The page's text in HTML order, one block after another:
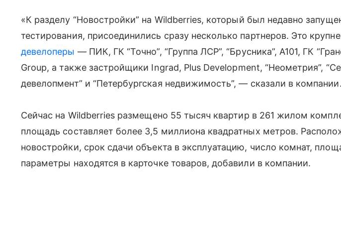
«К разделу “Новостройки” на Wildberries, который был недавно
тестирования, присоединились сразу несколько партнеров. Это
девелоперы — ПИК, ГК “Точно”, “Группа ЛСР”, “Брусника”, A101, ГК
Group, а также застройщики Ingrad, Plus Development, “Неометрия”,
девелопмент” и “Петербургская недвижимость”, — сказали в компании.
Сейчас на Wildberries размещено 55 тысяч квартир в 261 жилом
площадь составляет более 3,5 миллиона квадратных метров.
новостройки, срок сдачи объекта в эксплуатацию, число комнат,
параметры находятся в карточке товаров, добавили в компании.